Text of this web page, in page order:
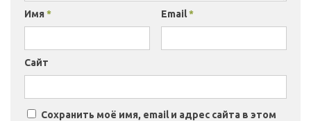
Имя * Email*
Сайт
Сохранить моё имя, email и адрес сайта в этом